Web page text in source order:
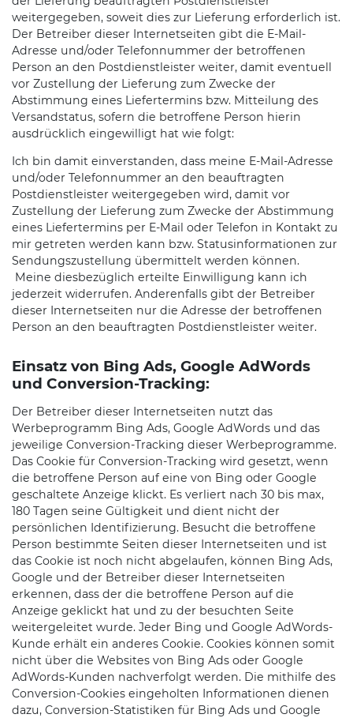
weitergegeben, soweit dies zur Lieferung erforderlich ist.
Der Betreiber dieser Internetseiten gibt die E-Mail-
Adresse und/oder Telefonnummer der betroffenen
Person an den Postdienstleister weiter, damit eventuell
vor Zustellung der Lieferung zum Zwecke der
Abstimmung eines Liefertermins bzw. Mitteilung des
Versandstatus, sofern die betroffene Person hierin
ausdrücklich eingewilligt hat wie folgt:
Ich bin damit einverstanden, dass meine E-Mail-Adresse
und/oder Telefonnummer an den beauftragten
Postdienstleister weitergegeben wird, damit vor
Zustellung der Lieferung zum Zwecke der Abstimmung
eines Liefertermins per E-Mail oder Telefon in Kontakt zu
mir getreten werden kann bzw. Statusinformationen zur
Sendungszustellung übermittelt werden können.
Meine diesbezüglich erteilte Einwilligung kann ich
jederzeit widerrufen. Anderenfalls gibt der Betreiber
dieser Internetseiten nur die Adresse der betroffenen
Person an den beauftragten Postdienstleister weiter.
Einsatz von Bing Ads, Google AdWords
und Conversion-Tracking:
Der Betreiber dieser Internetseiten nutzt das
Werbeprogramm Bing Ads, Google AdWords und das
jeweilige Conversion-Tracking dieser Werbeprogramme.
Das Cookie für Conversion-Tracking wird gesetzt, wenn
die betroffene Person auf eine von Bing oder Google
geschaltete Anzeige klickt. Es verliert nach 30 bis max,
180 Tagen seine Gültigkeit und dient nicht der
persönlichen Identifizierung. Besucht die betroffene
Person bestimmte Seiten dieser Internetseiten und ist
das Cookie ist noch nicht abgelaufen, können Bing Ads,
Google und der Betreiber dieser Internetseiten
erkennen, dass der die betroffene Person auf die
Anzeige geklickt hat und zu der besuchten Seite
weitergeleitet wurde. Jeder Bing und Google AdWords-
Kunde erhält ein anderes Cookie. Cookies können somit
nicht über die Websites von Bing Ads oder Google
AdWords-Kunden nachverfolgt werden. Die mithilfe des
Conversion-Cookies eingeholten Informationen dienen
dazu, Conversion-Statistiken für Bing Ads und Google